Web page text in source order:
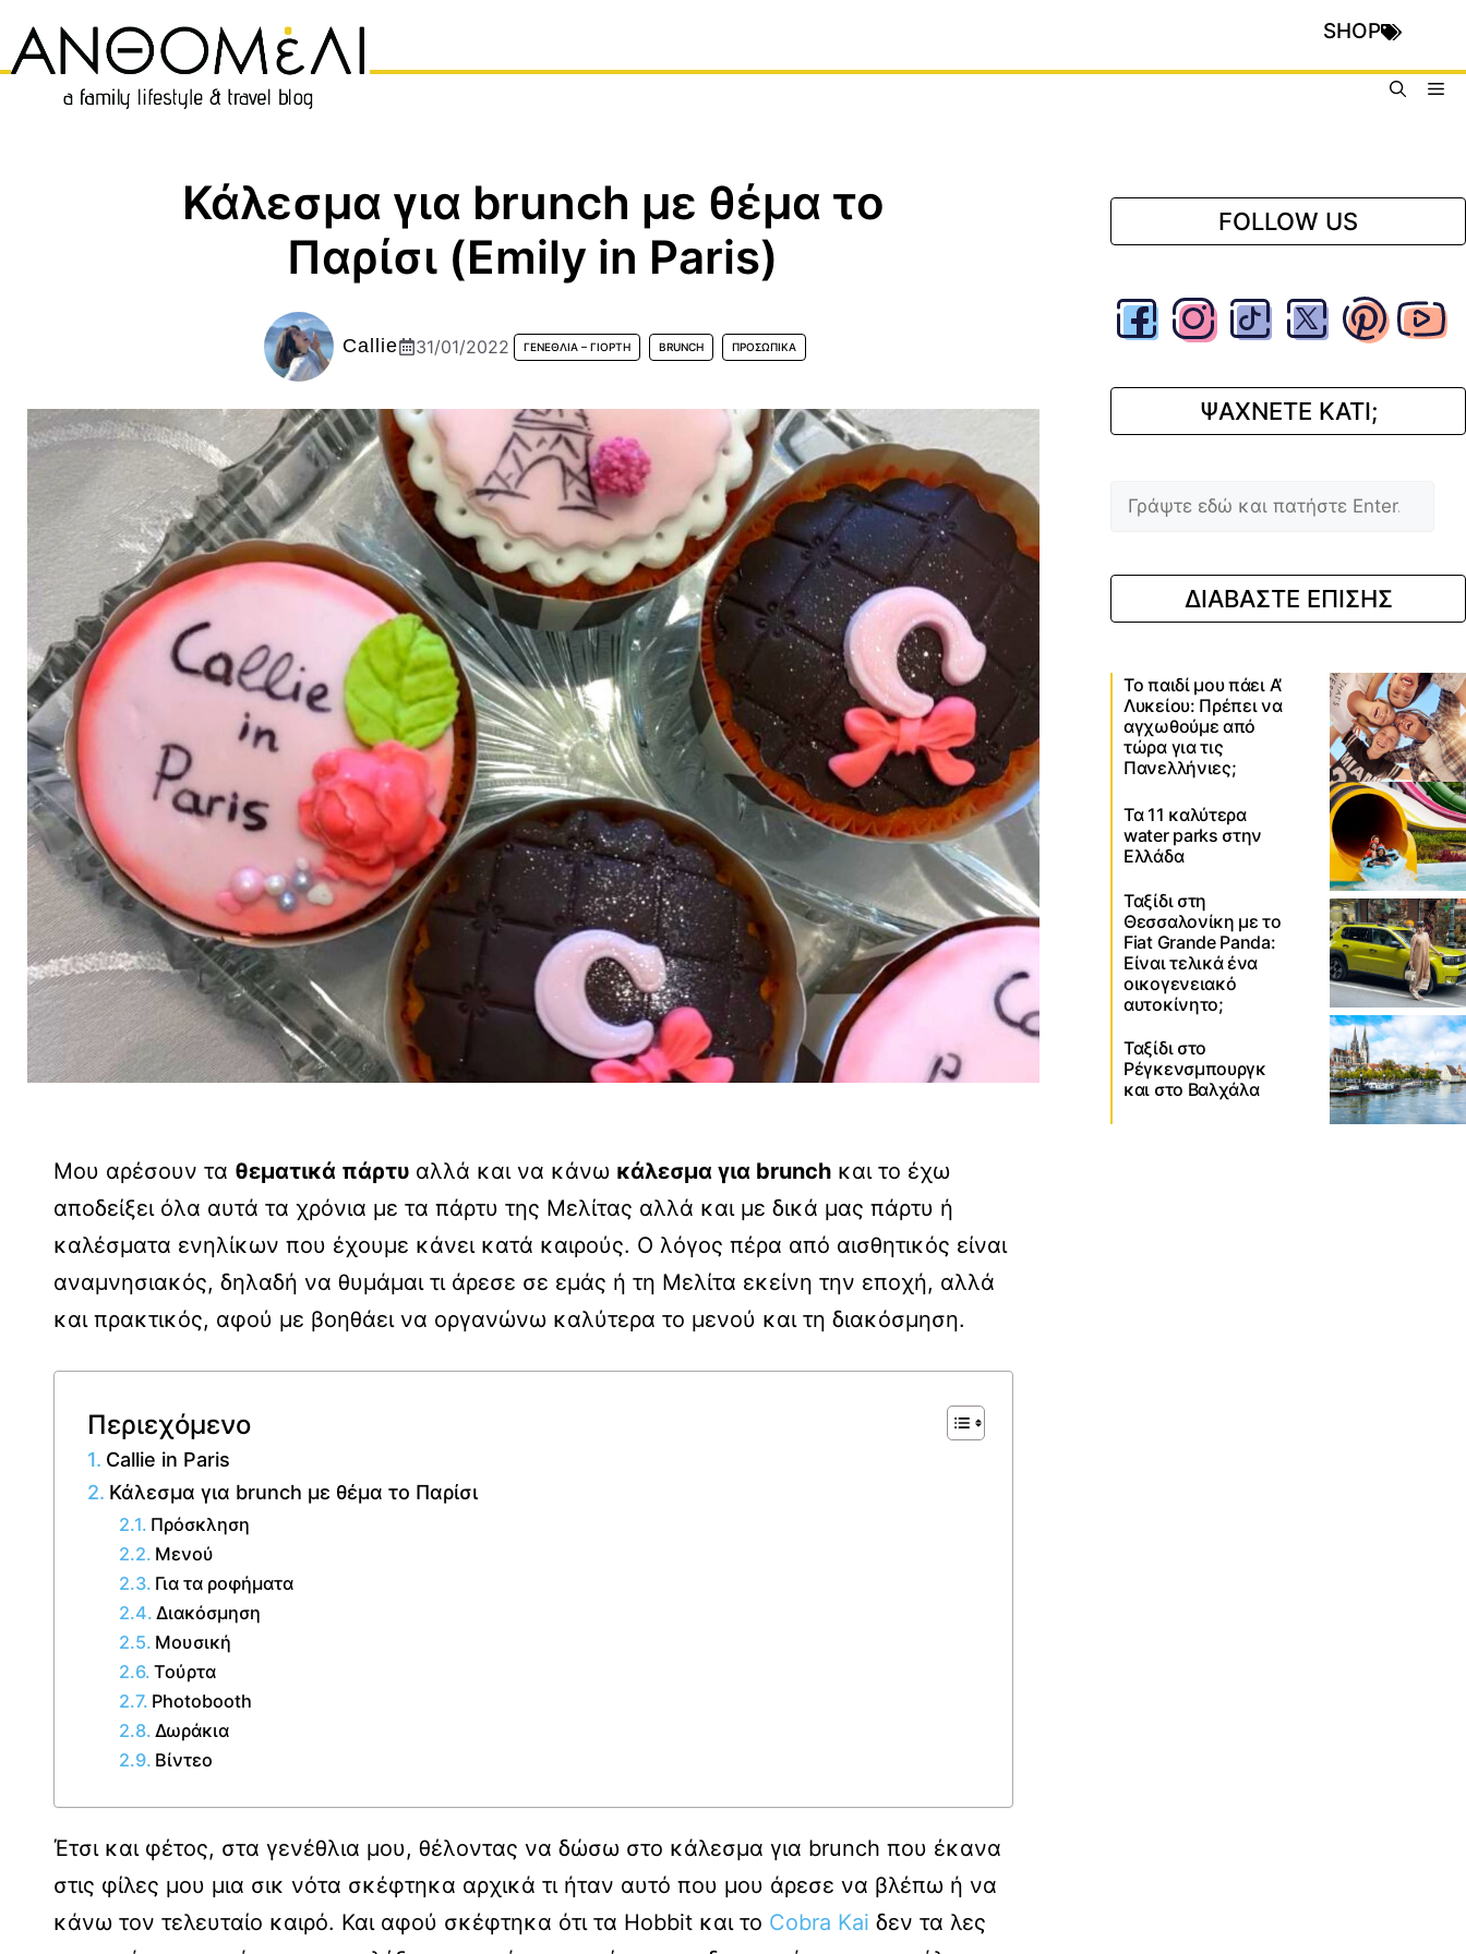
περιεχόμενο
SHOP
Κάλεσμα για brunch με θέμα το
Παρίσι (Emily in Paris)
Callie 31/01/2022 ΓΕΝΈΘΛΙΑ – ΓΙΟΡΤΉ BRUNCH ΠΡΟΣΩΠΙΚΆ
Μου αρέσουν τα θεματικά πάρτυ αλλά και να κάνω κάλεσμα για brunch και το έχω
αποδείξει όλα αυτά τα χρόνια με τα πάρτυ της Μελίτας αλλά και με δικά μας πάρτυ ή
καλέσματα ενηλίκων που έχουμε κάνει κατά καιρούς. Ο λόγος πέρα από αισθητικός είναι
αναμνησιακός, δηλαδή να θυμάμαι τι άρεσε σε εμάς ή τη Μελίτα εκείνη την εποχή, αλλά
και πρακτικός, αφού με βοηθάει να οργανώνω καλύτερα το μενού και τη διακόσμηση.
Περιεχόμενο
Callie in Paris
Κάλεσμα για brunch με θέμα το Παρίσι
Πρόσκληση
Μενού
Για τα ροφήματα
Διακόσμηση
Μουσική
Τούρτα
Photobooth
Δωράκια
Βίντεο
Έτσι και φέτος, στα γενέθλια μου, θέλοντας να δώσω στο κάλεσμα για brunch που έκανα
στις φίλες μου μια σικ νότα σκέφτηκα αρχικά τι ήταν αυτό που μου άρεσε να βλέπω ή να
κάνω τον τελευταίο καιρό. Και αφού σκέφτηκα ότι τα Hobbit και το Cobra Kai δεν τα λες
FOLLOW US
ΨΑΧΝΕΤΕ ΚΑΤΙ;
ΔΙΑΒΑΣΤΕ ΕΠΙΣΗΣ
Το παιδί μου πάει Α’
Λυκείου: Πρέπει να
αγχωθούμε από
τώρα για τις
Πανελλήνιες;
Τα 11 καλύτερα
water parks στην
Ελλάδα
Ταξίδι στη
Θεσσαλονίκη με το
Fiat Grande Panda:
Είναι τελικά ένα
οικογενειακό
αυτοκίνητο;
Ταξίδι στο
Ρέγκενσμπουργκ
και στο Βαλχάλα